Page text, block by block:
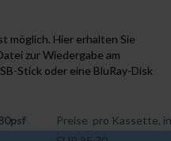
möglich. Hier erhalten Sie
zur Wiedergabe am
Stick oder eine BluRay-Disk
Preise pro Kassette,